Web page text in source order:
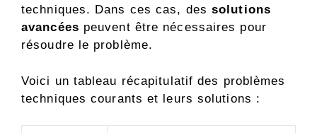
techniques. Dans ces cas, dessolutions
avancées peuvent être nécessaires pour
résoudre le problème.
Voici un tableau récapitulatif des problèmes
techniques courants et leurs solutions :